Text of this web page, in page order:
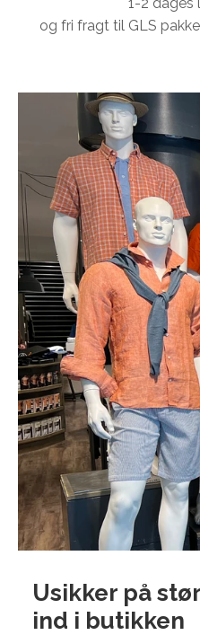
og fri fragt til GLS
Usikker på
ind i butikken